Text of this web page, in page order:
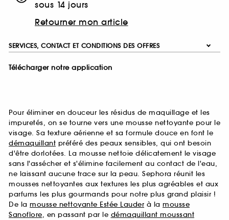
sous 14 jours
Retourner mon article
SERVICES, CONTACT ET CONDITIONS DES OFFRES
Télécharger notre application
Pour éliminer en douceur les résidus de maquillage et les
impuretés, on se tourne vers une mousse nettoyante pour le
visage. Sa texture aérienne et sa formule douce en font le
démaquillant préféré des peaux sensibles, qui ont besoin
d'être dorlotées. La mousse nettoie délicatement le visage
sans l'assécher et s'élimine facilement au contact de l'eau,
ne laissant aucune trace sur la peau. Sephora réunit les
mousses nettoyantes aux textures les plus agréables et aux
parfums les plus gourmands pour notre plus grand plaisir !
De la mousse nettoyante Estée Lauder à la mousse
Sanoflore, en passant par le démaquillant moussant